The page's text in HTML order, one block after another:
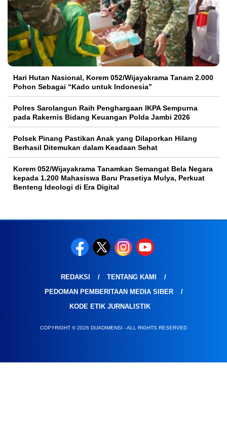
Hari Hutan Nasional, Korem 052/Wijayakrama Tanam 2.000
Pohon Sebagai “Kado untuk Indonesia”
Polres Sarolangun Raih Penghargaan IKPA Sempurna
pada Rakernis Bidang Keuangan Polda Jambi 2026
Polsek Pinang Pastikan Anak yang Dilaporkan Hilang
Berhasil Ditemukan dalam Keadaan Sehat
Korem 052/Wijayakrama Tanamkan Semangat Bela Negara
kepada 1.200 Mahasiswa Baru Prasetiya Mulya, Perkuat
Benteng Ideologi di Era Digital
REDAKSI
TENTANG KAMI
PEDOMAN PEMBERITAAN MEDIA SIBER
KODE ETIK JURNALISTIK
COPYRIGHT © 2026 DUADIMENSI - ALL RIGHTS RESERVED